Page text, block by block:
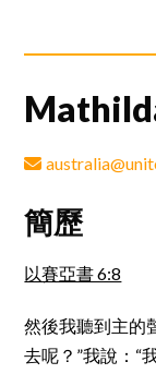
簡歷
以賽亞書 6:8
然後我聽到主的
去呢？”我說：“